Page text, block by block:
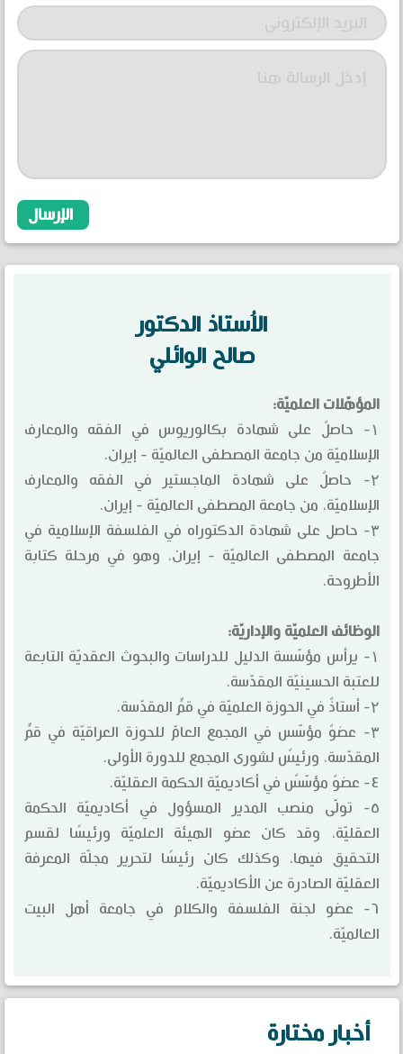
الاُستاذ الدكتور
صالح الوائلي
المؤهّلات العلميّة:
۱- حاصلٌ على شهادة بكالوريوس في الفقه والمعارف
الإسلاميّة من جامعة المصطفى العالميّة - إيران.
۲- حاصلٌ على شهادة الماجستير في الفقه والمعارف
الإسلاميّة، من جامعة المصطفى العالميّة - إيران.
۳- حاصل على شهادة الدكتوراه في الفلسفة الإسلامية في
جامعة المصطفى العالميّة - إيران، وهو في مرحلة كتابة
الأطروحة.
الوظائف العلميّة والإداريّة:
۱- يرأس مؤسّسة الدليل للدراسات والبحوث العقديّة التابعة
للعتبة الحسينيّة المقدّسة.
۲- أستاذٌ في الحوزة العلميّة في قمٍّ المقدّسة.
۳- عضوٌ مؤسّس في المجمع العامّ للحوزة العراقيّة في قمٍّ
المقدّسة، ورئيسٌ لشورى المجمع للدورة الأولى.
٤- عضوٌ مؤسّسٌ في أكاديميّة الحكمة العقليّة.
٥- تولّى منصب المدير المسؤول في أكاديميّة الحكمة
العقليّة، وقد كان عضو الهيئة العلميّة ورئيسًا لقسم
التحقيق فيها، وكذلك كان رئيسًا لتحرير مجلّة المعرفة
العقليّة الصادرة عن الأكاديميّة.
٦- عضو لجنة الفلسفة والكلام في جامعة أهل البيت
العالميّة.
أخبار مختارة